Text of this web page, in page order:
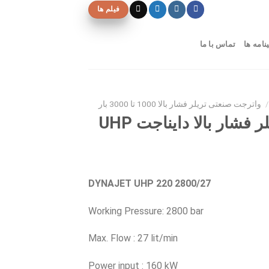
فیلم ها
ها تماس با ما
/ واترجت صنعتی تریلر فشار بالا 1000 تا 3000 بار
واترجت صنعتی تریلر فشار بالا دایناجت UHP
DYNAJET UHP 220 2800/27
Working Pressure: 2800 bar
Max. Flow : 27 lit/min
Power input : 160 kW